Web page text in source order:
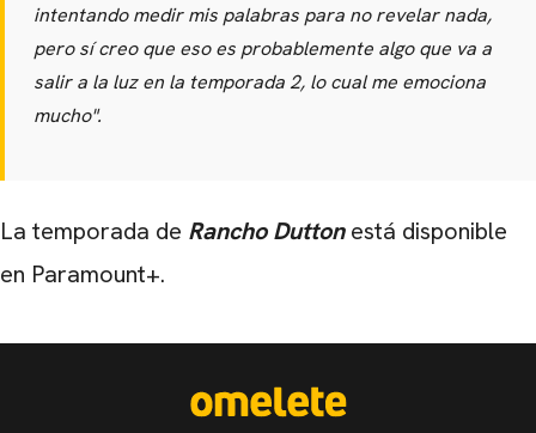
intentando medir mis palabras para no revelar nada,
pero sí creo que eso es probablemente algo que va a
salir a la luz en la temporada 2, lo cual me emociona
mucho".
La temporada de Rancho Duttonestá disponible
en Paramount+.